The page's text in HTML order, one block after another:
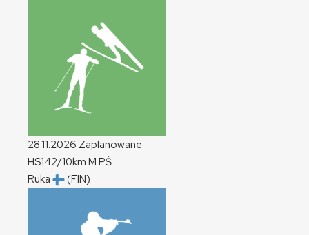
28.11.2026 Zaplanowane
HS142/10km M PŚ
Ruka
(FIN)